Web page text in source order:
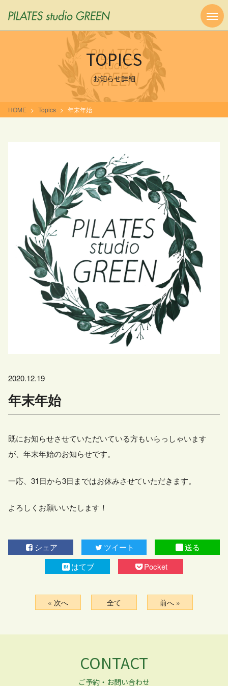
TOPICS
お知らせ詳細
HOME Topics 年末年始
2020.12.19
年末年始
既にお知らせさせていただいている方もいらっしゃいます
が、年末年始のお知らせです。
一応、31日から3日まではお休みさせていただきます。
よろしくお願いいたします！
シェア ツイート
送る
はてブ
Pocket
« 次へ 全て 前へ »
CONTACT
ご予約・お問い合わせ